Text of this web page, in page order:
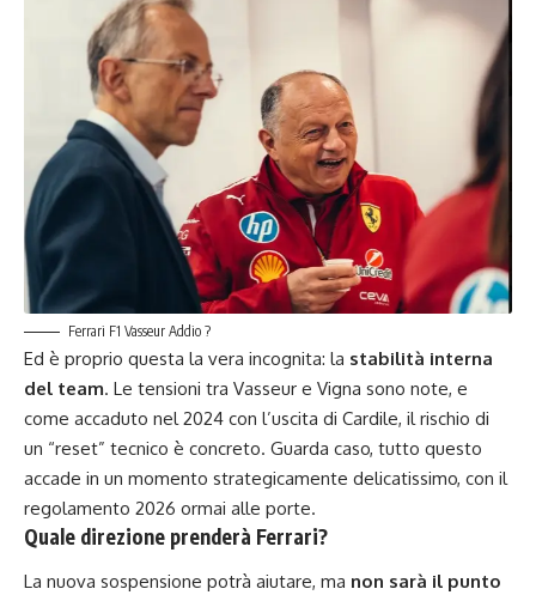
Ferrari F1 Vasseur Addio ?
Ed è proprio questa la vera incognita: la stabilità interna
del team. Le tensioni tra Vasseur e Vigna sono note, e
come accaduto nel 2024 con l’uscita di Cardile, il rischio di
un “reset” tecnico è concreto. Guarda caso, tutto questo
accade in un momento strategicamente delicatissimo, con il
regolamento 2026 ormai alle porte.
Quale direzione prenderà Ferrari?
La nuova sospensione potrà aiutare, ma non sarà il punto